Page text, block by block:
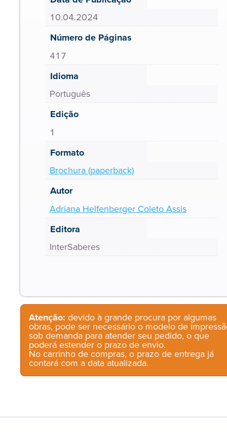
10.04.2024
Número de Páginas
417
Idioma
Português
Edição
1
Formato
Brochura (paperback)
Autor
Adriana Helfenberger Coleto Assis
Editora
InterSaberes
Atenção: devido à grande procura por algumas
obras, pode ser necessário o modelo de
sob demanda para atender seu pedido, o que
poderá estender o prazo de envio.
No carrinho de compras, o prazo de entrega já
contará com a data atualizada.